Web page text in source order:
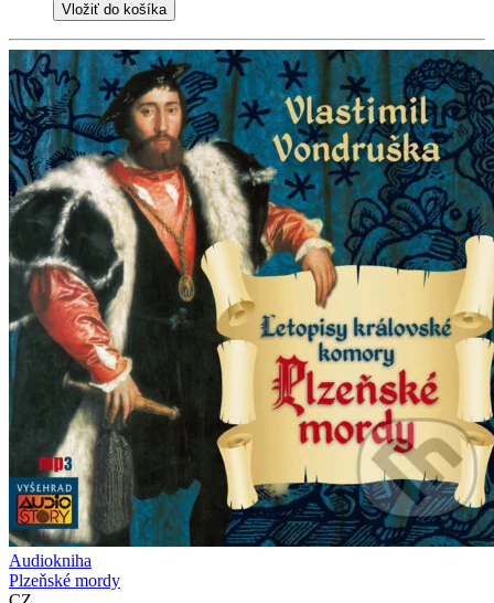
Vložiť do košíka
Audiokniha
Plzeňské mordy